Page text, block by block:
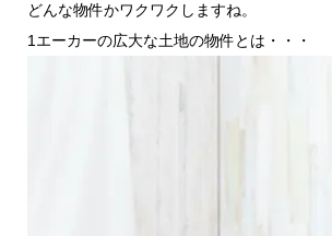
どんな物件かワクワクしますね。
1エーカーの広大な土地の物件とは・・・